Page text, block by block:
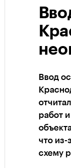
Ввод
работ
что
схему